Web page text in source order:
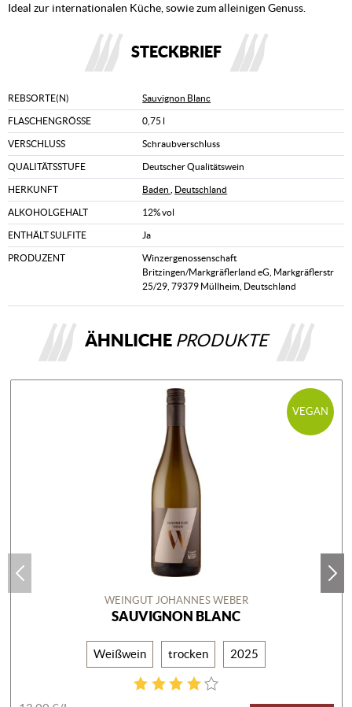
Ideal zur internationalen Küche, sowie zum alleinigen Genuss.
STECKBRIEF
REBSORTE(N) Sauvignon Blanc
FLASCHENGRÖSSE 0,75 l
VERSCHLUSS Schraubverschluss
QUALITÄTSSTUFE Deutscher Qualitätswein
HERKUNFT Baden Deutschland
ALKOHOLGEHALT 12% vol
ENTHÄLT SULFITE Ja
PRODUZENT
Winzergenossenschaft
Britzingen/Markgräflerland eG, Markgräflerstr
25/29, 79379 Müllheim, Deutschland
ÄHNLICHE PRODUKTE
VEGAN
WEINGUT JOHANNES WEBER
SAUVIGNON BLANC
Weißwein trocken 2025